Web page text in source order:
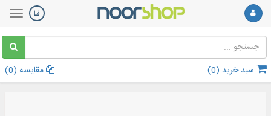
سبد خرید (0
) مقایسه (0
)